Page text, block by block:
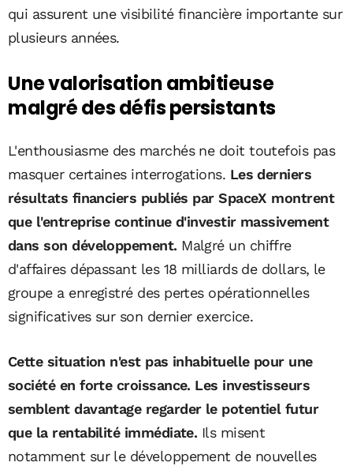
qui assurent une visibilité financière importante sur
plusieurs années.
Une valorisation ambitieuse
malgré des défis persistants
L'enthousiasme des marchés ne doit toutefois pas
masquer certaines interrogations. Les derniers
résultats financiers publiés par SpaceX montrent
que l'entreprise continue d'investir massivement
dans son développement. Malgré un chiffre
d'affaires dépassant les 18 milliards de dollars, le
groupe a enregistré des pertes opérationnelles
significatives sur son dernier exercice.
Cette situation n'est pas inhabituelle pour une
société en forte croissance. Les investisseurs
semblent davantage regarder le potentiel futur
que la rentabilité immédiate. Ils misent
notamment sur le développement de nouvelles